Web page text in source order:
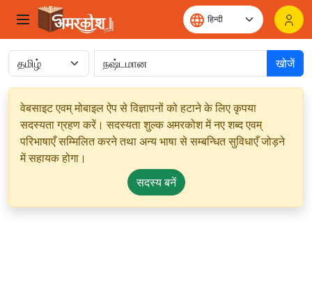
खोजें
वेबसाइट एवम् मोबाइल ऐप से विज्ञापनों को हटाने के लिए कृपया
सदस्यता ग्रहण करें। सदस्यता शुल्क अमरकोश में नए शब्द एवम्
परिभाषाएँ सम्मिलित करने तथा अन्य भाषा से सम्बन्धित सुविधाएँ जोड़ने
में सहायक होगा।
सदस्य बनें